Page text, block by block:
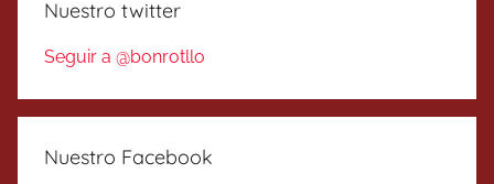
Nuestro twitter
Seguir a @bonrotllo
Nuestro Facebook